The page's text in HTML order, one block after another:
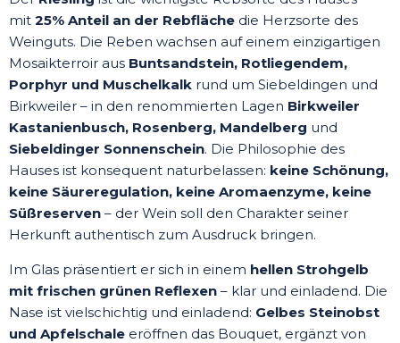
mit 25% Anteil an der Rebfläche die Herzsorte des
Weinguts. Die Reben wachsen auf einem einzigartigen
Mosaikterroir aus Buntsandstein, Rotliegendem,
Porphyr und Muschelkalk rund um Siebeldingen und
Birkweiler – in den renommierten Lagen Birkweiler
Kastanienbusch, Rosenberg, Mandelberg und
Siebeldinger Sonnenschein. Die Philosophie des
Hauses ist konsequent naturbelassen: keine Schönung,
keine Säureregulation, keine Aromaenzyme, keine
Süßreserven – der Wein soll den Charakter seiner
Herkunft authentisch zum Ausdruck bringen.
Im Glas präsentiert er sich in einem hellen Strohgelb
mit frischen grünen Reflexen – klar und einladend. Die
Nase ist vielschichtig und einladend: Gelbes Steinobst
und Apfelschale eröffnen das Bouquet, ergänzt von